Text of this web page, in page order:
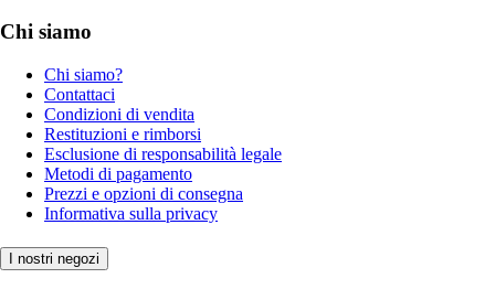
Chi siamo
Chi siamo?
Contattaci
Condizioni di vendita
Restituzioni e rimborsi
Esclusione di responsabilità legale
Metodi di pagamento
Prezzi e opzioni di consegna
Informativa sulla privacy
I nostri negozi